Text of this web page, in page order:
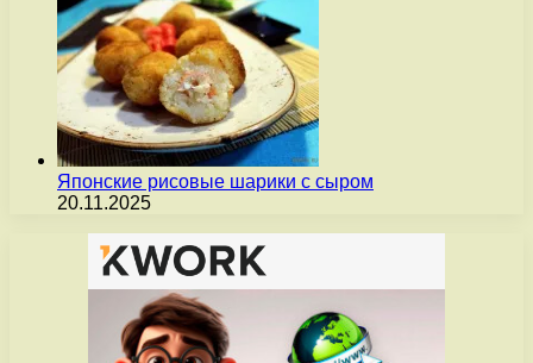
Японские рисовые шарики с сыром
20.11.2025